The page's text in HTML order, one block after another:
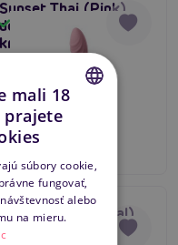
Sunset Thai (Pink),
dobíjací vibrátor s
králikom
Do košíka
Sunset Bali (Corral),
dobíjací vibrátor s
CZECH
ENGLISH
mali 18
prajete
súbory cookie,
fungovať,
alebo
na mieru.